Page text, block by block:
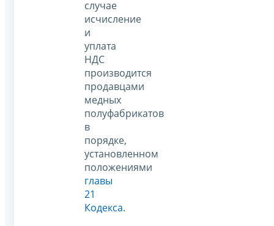
случае
исчисление
и
уплата
НДС
производится
продавцами
медных
полуфабрикатов
в
порядке,
установленном
положениями
главы
21
Кодекса.